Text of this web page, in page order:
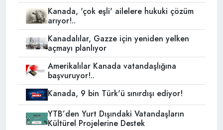
Kanada, 'çok eşli' ailelere hukuki çözüm
arıyor!..
Kanadalılar, Gazze için yeniden yelken
açmayı planlıyor
Amerikalılar Kanada vatandaşlığına
başvuruyor!..
Kanada, 9 bin Türk'ü sınırdışı ediyor!
YTB’den Yurt Dışındaki Vatandaşların
Kültürel Projelerine Destek